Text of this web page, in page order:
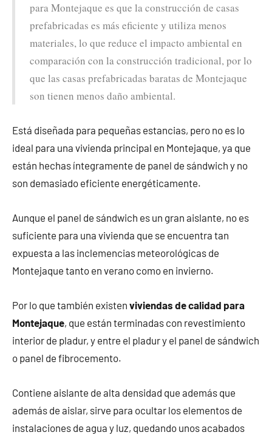
para Montejaque es que la construcción de casas
prefabricadas es más eficiente y utiliza menos
materiales, lo que reduce el impacto ambiental en
comparación con la construcción tradicional, por lo
que las casas prefabricadas baratas de Montejaque
son tienen menos daño ambiental.
Está diseñada para pequeñas estancias, pero no es lo
ideal para una vivienda principal en Montejaque, ya que
están hechas íntegramente de panel de sándwich y no
son demasiado eficiente energéticamente.
Aunque el panel de sándwich es un gran aislante, no es
suficiente para una vivienda que se encuentra tan
expuesta a las inclemencias meteorológicas de
Montejaque tanto en verano como en invierno.
Por lo que también existen viviendas de calidad para
Montejaque, que están terminadas con revestimiento
interior de pladur, y entre el pladur y el panel de sándwich
o panel de fibrocemento.
Contiene aislante de alta densidad que además que
además de aislar, sirve para ocultar los elementos de
instalaciones de agua y luz, quedando unos acabados